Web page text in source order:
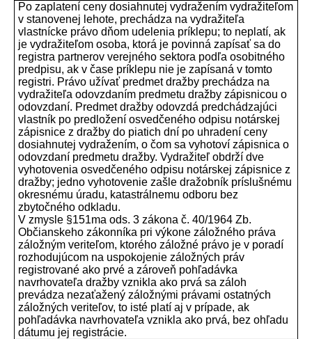
Po zaplatení ceny dosiahnutej vydražením vydražiteľom
v stanovenej lehote, prechádza na vydražiteľa
vlastnícke právo dňom udelenia príklepu; to neplatí, ak
je vydražiteľom osoba, ktorá je povinná zapísať sa do
registra partnerov verejného sektora podľa osobitného
predpisu, ak v čase príklepu nie je zapísaná v tomto
registri. Právo užívať predmet dražby prechádza na
vydražiteľa odovzdaním predmetu dražby zápisnicou o
odovzdaní. Predmet dražby odovzdá predchádzajúci
vlastník po predložení osvedčeného odpisu notárskej
zápisnice z dražby do piatich dní po uhradení ceny
dosiahnutej vydražením, o čom sa vyhotoví zápisnica o
odovzdaní predmetu dražby. Vydražiteľ obdrží dve
vyhotovenia osvedčeného odpisu notárskej zápisnice z
dražby; jedno vyhotovenie zašle dražobník príslušnému
okresnému úradu, katastrálnemu odboru bez
zbytočného odkladu.
V zmysle §151ma ods. 3 zákona č. 40/1964 Zb.
Občianskeho zákonníka pri výkone záložného práva
záložným veriteľom, ktorého záložné právo je v poradí
rozhodujúcom na uspokojenie záložných práv
registrované ako prvé a zároveň pohľadávka
navrhovateľa dražby vznikla ako prvá sa záloh
prevádza nezaťažený záložnými právami ostatných
záložných veriteľov, to isté platí aj v prípade, ak
pohľadávka navrhovateľa vznikla ako prvá, bez ohľadu
dátumu jej registrácie.